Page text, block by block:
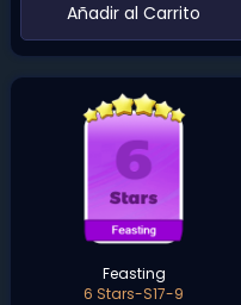
‌Añadir al Carrito‌
Feasting
6 Stars-S17-9